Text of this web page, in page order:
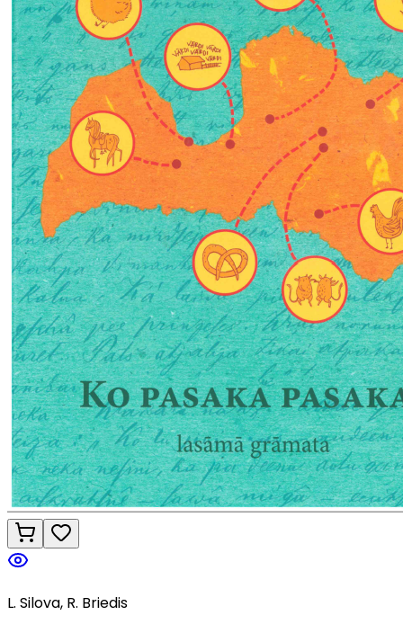
L. Silova, R. Briedis